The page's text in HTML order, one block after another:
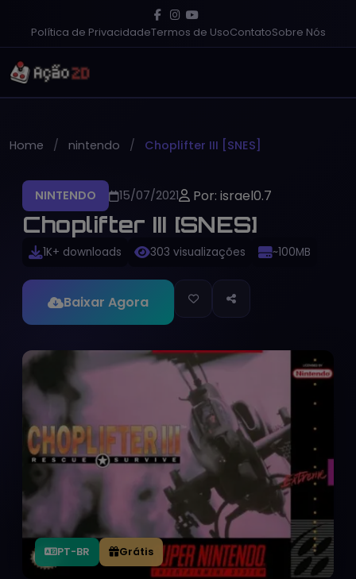
Política de PrivacidadeTermos de UsoContatoSobre Nós
Home nintendo Choplifter III [SNES]
NINTENDO 15/07/2021 Por: israel0.7
Choplifter III [SNES]
1K+ downloads 303 visualizações ~100MB
Baixar Agora
PT-BR Grátis